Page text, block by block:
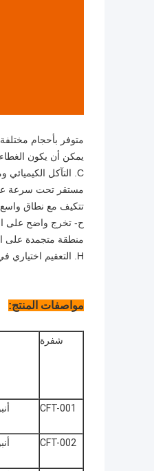
متوفر بأحجام مختلفة: 0.2 مل ، 0.5 مل ، 1.5 مل ، 2 مل ، 5 مل ، 7 مل ، 10 مل ، 15 مل ،
يمكن أن يكون
C. التآكل الكيميائي ومقاومة درجات الحرارة المنخفضة
مستقر تحت سرعة عالية للطرد المركزي ،
تتكيف مع نطاق واسع من درجات
ح- تخرج واضح على
منطقة متجمدة على
H. التعقيم اختياري في: غير معقم ، معقم بواسطة غاز EO ، معقم بإشعاع جاما
مواصفات المنتج:
شفرة
CFT-001
CFT-002